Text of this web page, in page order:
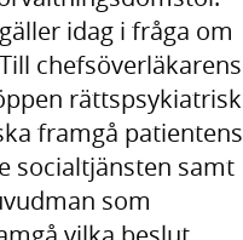
idag i fråga om
chefsöverläkarens
rättspsykiatrisk
framgå patientens
socialtjänsten samt
som